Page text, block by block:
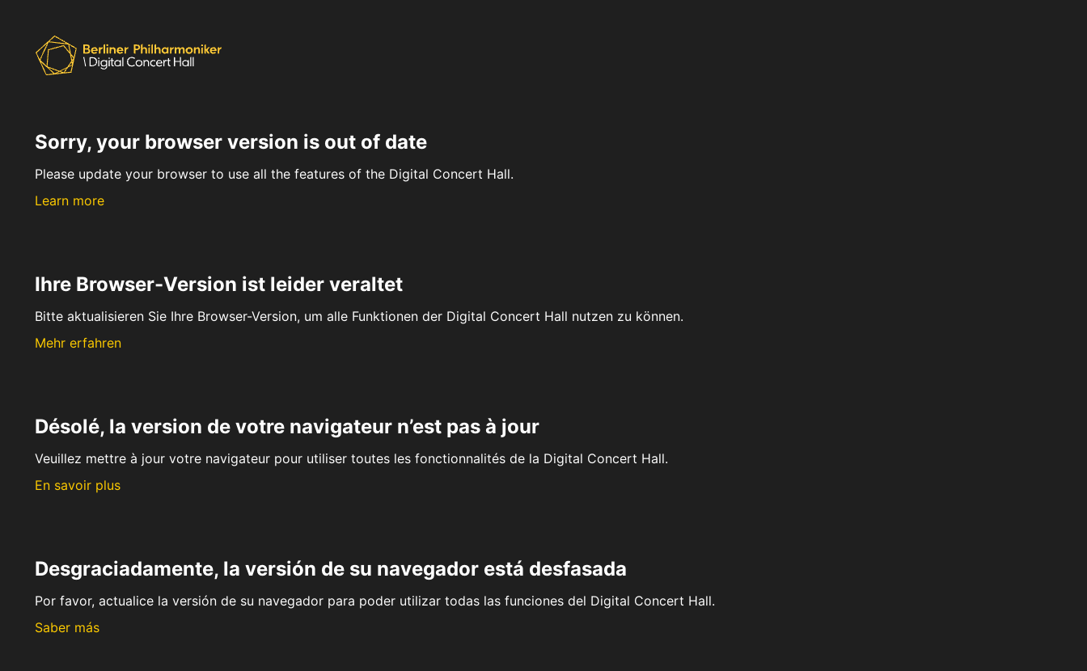
Sorry, your browser version is out of date
Please update your browser to use all the features of the Digital Concert Hall.
Learn more
Ihre Browser-Version ist leider veraltet
Bitte aktualisieren Sie Ihre Browser-Version, um alle Funktionen der Digital Concert Hall nutzen zu können.
Mehr erfahren
Désolé, la version de votre navigateur n’est pas à jour
Veuillez mettre à jour votre navigateur pour utiliser toutes les fonctionnalités de la Digital Concert Hall.
En savoir plus
Desgraciadamente, la versión de su navegador está desfasada
Por favor, actualice la versión de su navegador para poder utilizar todas las funciones del Digital Concert Hall.
Saber más